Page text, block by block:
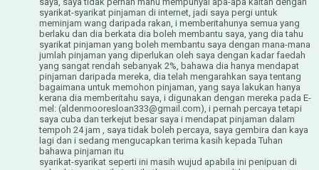
syarikat-syarikat pinjaman di internet, jadi saya pergi untuk
meminjam wang daripada rakan, i memberitahunya semua yang
berlaku dan dia berkata dia boleh membantu saya, yang dia tahu
syarikat pinjaman yang boleh membantu saya dengan mana-mana
jumlah pinjaman yang diperlukan oleh saya dengan kadar faedah
yang sangat rendah sebanyak 2%, bahawa dia hanya mendapat
pinjaman daripada mereka, dia telah mengarahkan saya tentang
bagaimana untuk memohon pinjaman, yang saya lakukan hanya
kerana dia memberitahu saya, i digunakan dengan mereka pada E-
mel: (aldenmooresloan333@gmail.com), i pernah percaya tetapi
saya cuba dan terkejut besar saya i mendapat pinjaman dalam
tempoh 24 jam , saya tidak boleh percaya, saya gembira dan kaya
lagi dan i sedang mengucapkan terima kasih kepada Tuhan
bahawa pinjaman itu
syarikat-syarikat seperti ini masih wujud apabila ini penipuan di